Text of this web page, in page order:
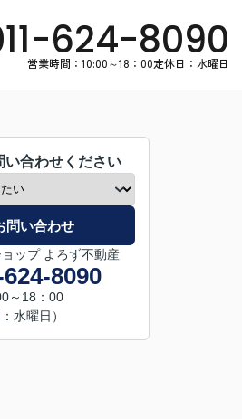
624-8090
営業時間：10:00～18：00定休日：水曜日
い合わせください
問い合わせ
ップ よろず不動産
8090
～18：00
：水曜日）